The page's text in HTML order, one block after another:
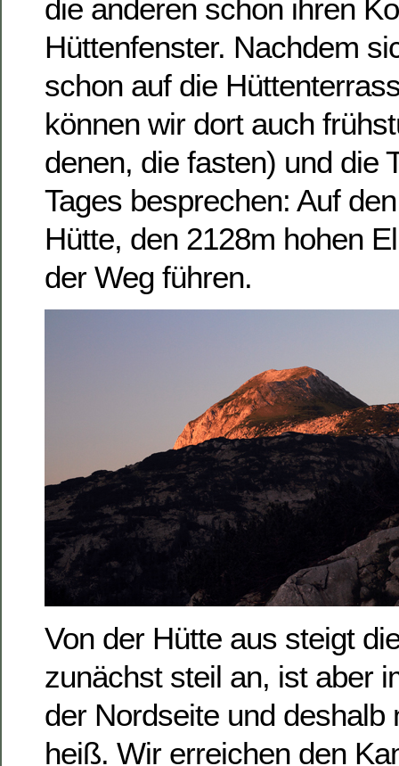
die anderen schon ihren
Hüttenfenster. Nachdem
schon auf die
können wir dort auch
denen, die fasten) und die
Tages besprechen: Auf
Hütte, den 2128m hohen
der Weg führen.
Von der Hütte aus steigt
zunächst steil an, ist aber
der Nordseite und deshalb
heiß. Wir erreichen den